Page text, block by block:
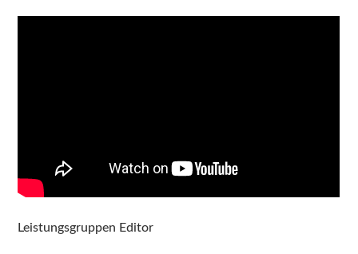
Leistungsgruppen Editor